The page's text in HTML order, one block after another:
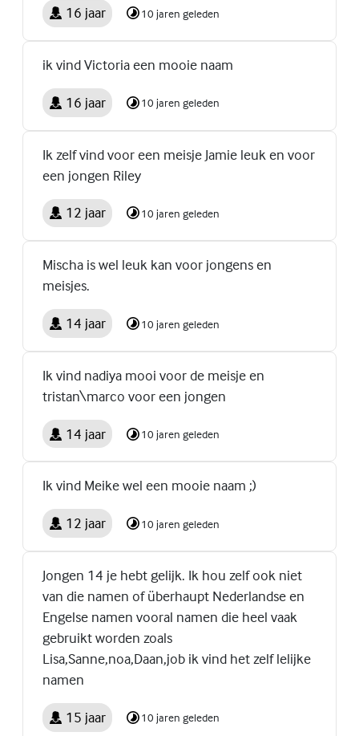
16 jaar 10 jaren geleden
ik vind Victoria een mooie naam
16 jaar 10 jaren geleden
Ik zelf vind voor een meisje Jamie leuk en voor
een jongen Riley
12 jaar 10 jaren geleden
Mischa is wel leuk kan voor jongens en
meisjes.
14 jaar 10 jaren geleden
Ik vind nadiya mooi voor de meisje en
tristan\marco voor een jongen
14 jaar 10 jaren geleden
Ik vind Meike wel een mooie naam ;)
12 jaar 10 jaren geleden
Jongen 14 je hebt gelijk. Ik hou zelf ook niet
van die namen of überhaupt Nederlandse en
Engelse namen vooral namen die heel vaak
gebruikt worden zoals
Lisa,Sanne,noa,Daan,job ik vind het zelf lelijke
namen
15 jaar 10 jaren geleden